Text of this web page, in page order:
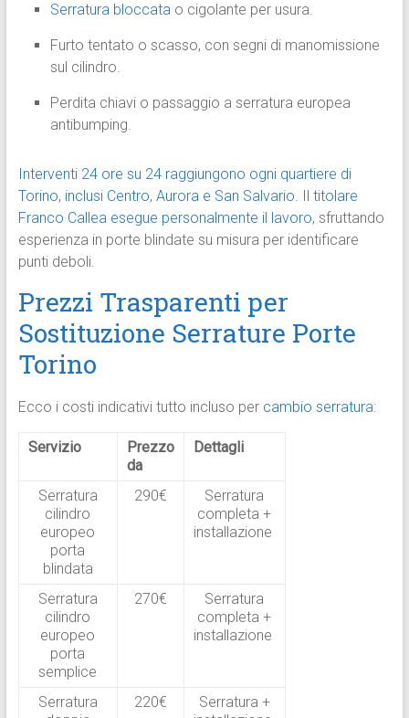
Serratura bloccatao cigolante per usura.
Furto tentato o scasso, con segni di manomissione
sul cilindro.
Perdita chiavi o passaggio a serratura europea
antibumping.
Interventi 24 ore su 24 raggiungono ogni quartiere di
Torino, inclusi Centro, Aurora e San Salvario.
Il titolare
Franco Callea esegue personalmente il lavoro, sfruttando
esperienza in porte blindate su misura per identificare
punti deboli.
Prezzi Trasparenti per
Sostituzione Serrature Porte
Torino
Ecco i costi indicativi tutto incluso per cambio serratura:
Servizio
Prezzo
da
Dettagli
Serratura
cilindro
europeo
porta
blindata
290€
Serratura
completa +
installazione
Serratura
cilindro
europeo
porta
semplice
270€
Serratura
completa +
installazione
Serratura
220€
Serratura +